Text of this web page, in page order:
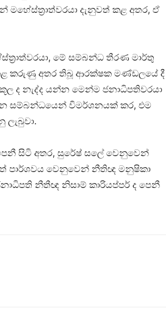
දැනුවත් කළ අතර, ඒ
මේ සම්බන්ධ තීරණ මාර්තු
කළ කරුණු අතර තිබූ ආරක්ෂක මණ්ඩලයේ දී
ද නැද්ද යන්න මෙන්ම ජනාධිපතිවරයා
සම්බන්ධයෙන් විමර්ශනයක් කර, එම
සිටි අතර, සුරේෂ් සලේ වෙනුවෙන්
පාර්ශවය වෙනුවෙන් නීතිඥ මනුෂිකා
නීතීඥ නිසාම් කාරියප්පර් ද පෙනී